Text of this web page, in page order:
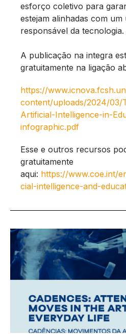
esforço coletivo para
estejam alinhadas com um
responsável da tecnologia.
A publicação na integra
gratuitamente na ligação
https://
content/uploads/2024/03/
Artificial-Intelligence-in-
infographic.pdf
Esse e outros recursos
gratuitamente
aqui: https://www.coe.int/
cial-intelligence-and-